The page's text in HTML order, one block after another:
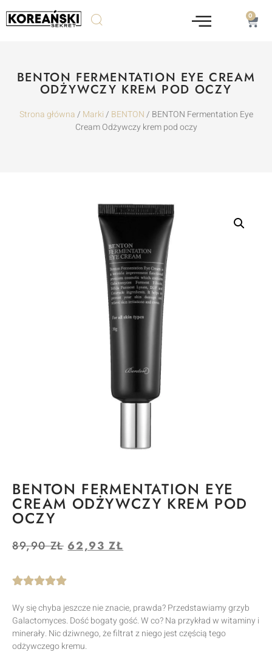
0
BENTON FERMENTATION EYE CREAM
ODŻYWCZY KREM POD OCZY
Strona główna/ Marki/ BENTON/ BENTON Fermentation Eye
Cream Odżywczy krem pod oczy
BENTON FERMENTATION EYE
CREAM ODŻYWCZY KREM POD
OCZY
89,90ZŁ 62,93ZŁ
Wy się chyba jeszcze nie znacie, prawda? Przedstawiamy grzyb
Galactomyces. Dość bogaty gość. W co? Na przykład w witaminy i
minerały. Nic dziwnego, że filtrat z niego jest częścią tego
odżywczego kremu.